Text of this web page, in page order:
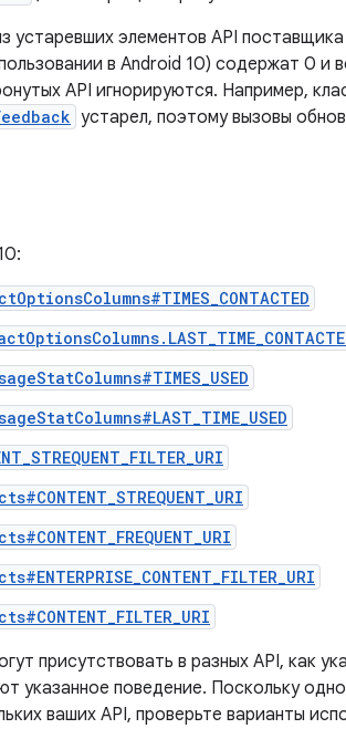
устаревших элементов API
в Android 10) содержат 0 и
API игнорируются. Например,
устарел, поэтому вызовы
присутствовать в разных API, как
указанное поведение. Поскольку
ваших API, проверьте варианты